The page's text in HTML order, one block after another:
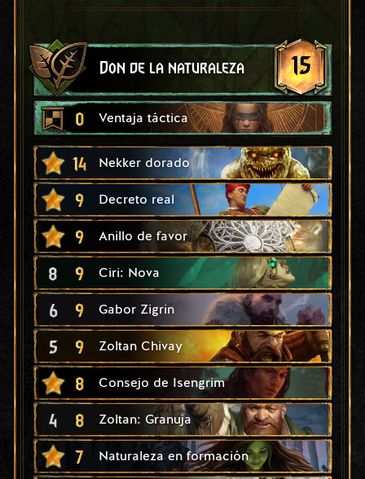
Don de la naturaleza 15
0 Ventaja táctica
14 Nekker dorado
9 Decreto real
9 Anillo de favor
8 9 Ciri: Nova
6 9 Gabor Zigrin
5 9 Zoltan Chivay
8 Consejo de Isengrim
4 8 Zoltan: Granuja
7 Naturaleza en formación